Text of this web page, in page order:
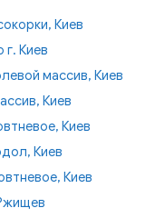
Киев
г. Киев
массив, Киев
Киев
Киев
Киев
Киев